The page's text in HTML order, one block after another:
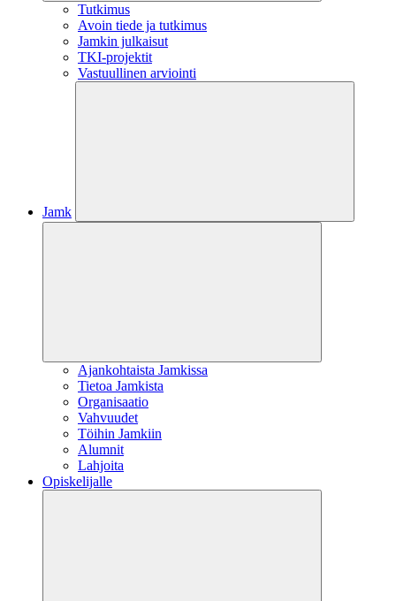
Tutkimus
Avoin tiede ja tutkimus
Jamkin julkaisut
TKI-projektit
Vastuullinen arviointi
Jamk
Ajankohtaista Jamkissa
Tietoa Jamkista
Organisaatio
Vahvuudet
Töihin Jamkiin
Alumnit
Lahjoita
Opiskelijalle